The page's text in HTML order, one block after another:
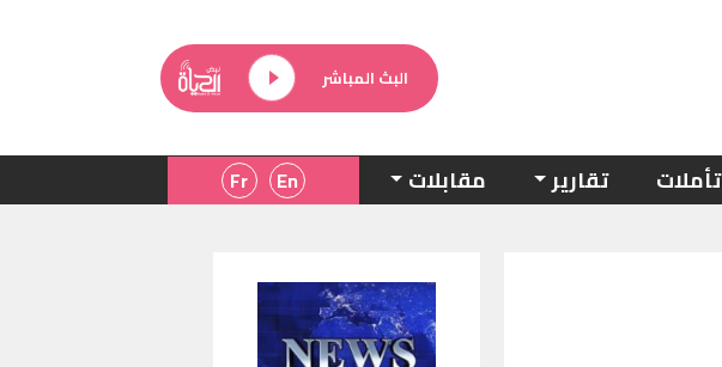
البث المباشر
تأملات تقارير مقابلات